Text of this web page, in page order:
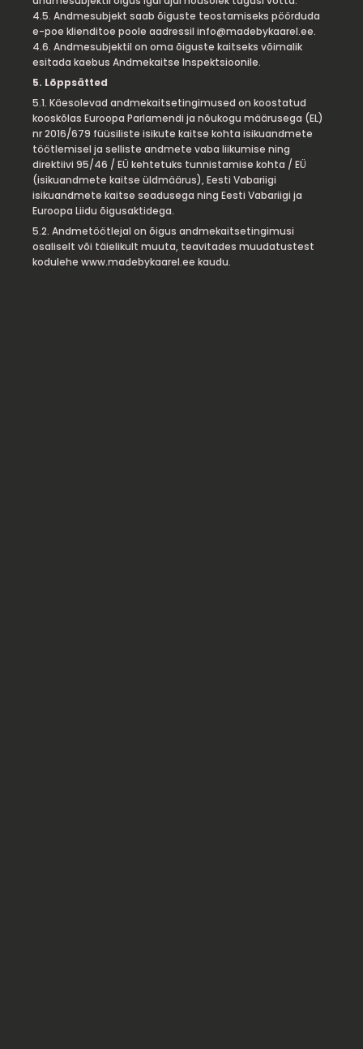
4.5. Andmesubjekt saab õiguste teostamiseks pöörduda
e-poe klienditoe poole aadressil info@madebykaarel.ee.
4.6. Andmesubjektil on oma õiguste kaitseks võimalik
esitada kaebus Andmekaitse Inspektsioonile.
5. Lõppsätted
5.1. Käesolevad andmekaitsetingimused on koostatud
kooskõlas Euroopa Parlamendi ja nõukogu määrusega (EL)
nr 2016/679 füüsiliste isikute kaitse kohta isikuandmete
töötlemisel ja selliste andmete vaba liikumise ning
direktiivi 95/46 / EÜ kehtetuks tunnistamise kohta / EÜ
(isikuandmete kaitse üldmäärus), Eesti Vabariigi
isikuandmete kaitse seadusega ning Eesti Vabariigi ja
Euroopa Liidu õigusaktidega.
5.2. Andmetöötlejal on õigus andmekaitsetingimusi
osaliselt või täielikult muuta, teavitades muudatustest
kodulehe www.madebykaarel.ee kaudu.